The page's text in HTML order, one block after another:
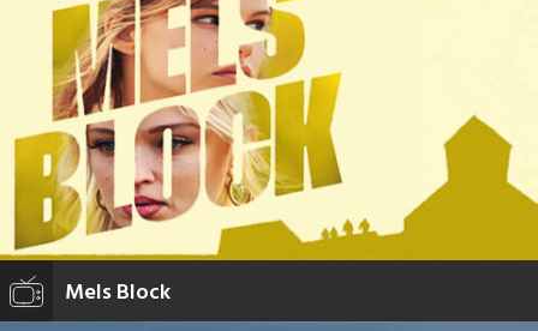
Mels Block